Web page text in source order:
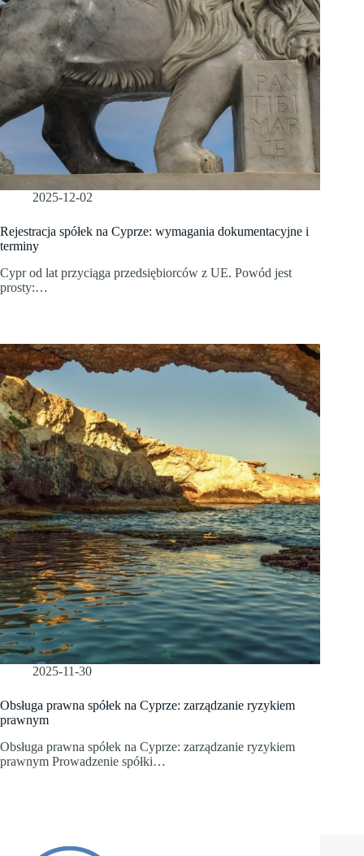
2025-12-02
Rejestracja spółek na Cyprze: wymagania dokumentacyjne i
terminy
Cypr od lat przyciąga przedsiębiorców z UE. Powód jest
prosty:…
2025-11-30
Obsługa prawna spółek na Cyprze: zarządzanie ryzykiem
prawnym
Obsługa prawna spółek na Cyprze: zarządzanie ryzykiem
prawnym Prowadzenie spółki…